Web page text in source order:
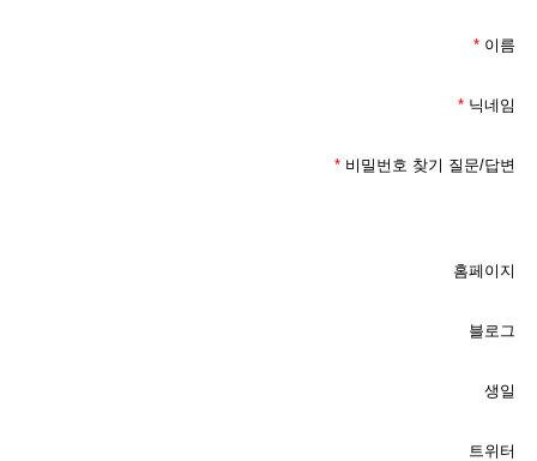
* 이름
* 닉네임
* 비밀번호 찾기 질문/답변
홈페이지
블로그
생일
트위터